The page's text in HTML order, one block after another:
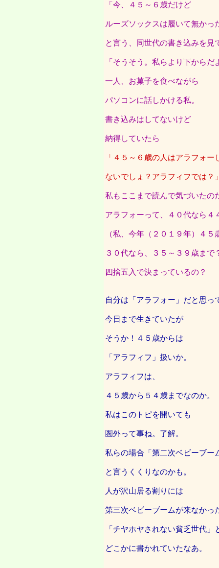
「今、４５～６歳だけど
ルーズソックスは履いて無かっ
と言う、同世代の書き込みを見
「そうそう。私らより下からだ
一人、お菓子を食べながら
パソコンに話しかける私。
書き込みはしてないけど
納得していたら
「４５～６歳の人はアラフォー
ないでしょ？アラフィフでは？
私もここまで読んで気づいたの
アラフォーって、４０代なら４
（私、今年（２０１９年）４５
３０代なら、３５～３９歳まで
四捨五入で決まっているの？
自分は「アラフォー」だと思っ
今日まで生きていたが
そうか！４５歳からは
「アラフィフ」扱いか。
アラフィフは、
４５歳から５４歳までなのか。
私はこのトピを開いても
圏外って事ね。了解。
私らの場合「第二次ベビーブー
と言うくくりなのかも。
人が沢山居る割りには
第三次ベビーブームが来なかっ
「チヤホヤされない貧乏世代」
どこかに書かれていたなあ。